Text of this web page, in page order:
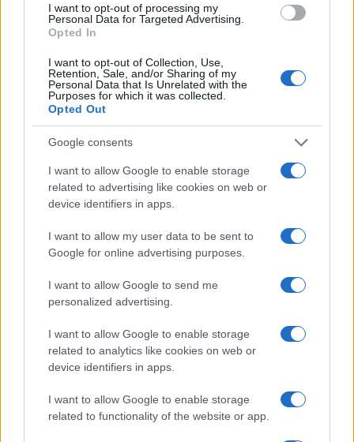
I want to opt-out of processing my
Personal Data for Targeted Advertising.
Opted In
I want to opt-out of Collection, Use,
Retention, Sale, and/or Sharing of my
Personal Data that Is Unrelated with the
Purposes for which it was collected.
Opted Out
Google consents
I want to allow Google to enable storage
related to advertising like cookies on web or
device identifiers in apps.
I want to allow my user data to be sent to
Google for online advertising purposes.
I want to allow Google to send me
personalized advertising.
I want to allow Google to enable storage
related to analytics like cookies on web or
device identifiers in apps.
I want to allow Google to enable storage
related to functionality of the website or app.